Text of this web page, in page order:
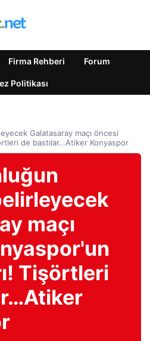
Firma Rehberi Forum
Politikası
Galatasaray maçı öncesi
de bastılar…Atiker Konyaspor
maçı
Tişörtleri